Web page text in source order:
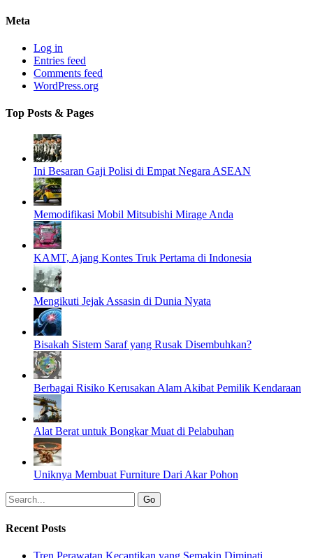
Meta
Log in
Entries feed
Comments feed
WordPress.org
Top Posts & Pages
Ini Besaran Gaji Polisi di Empat Negara ASEAN
Memodifikasi Mobil Mitsubishi Mirage Anda
KAMT, Ajang Kontes Truk Pertama di Indonesia
Mengikuti Jejak Assasin di Dunia Nyata
Bisakah Sistem Saraf yang Rusak Disembuhkan?
Berbagai Risiko Kerusakan Alam Akibat Pemilik Kendaraan
Alat Berat untuk Bongkar Muat di Pelabuhan
Uniknya Membuat Furniture Dari Akar Pohon
Recent Posts
Tren Perawatan Kecantikan yang Semakin Diminati